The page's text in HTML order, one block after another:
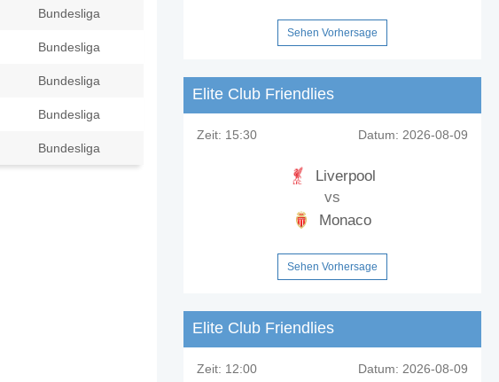
Bundesliga
Bundesliga
Bundesliga
Bundesliga
Bundesliga
Sehen Vorhersage
Elite Club Friendlies
Zeit: 15:30 Datum: 2026-08-09
Liverpool
vs
Monaco
Sehen Vorhersage
Elite Club Friendlies
Zeit: 12:00 Datum: 2026-08-09